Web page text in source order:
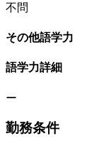
不問
その他語学力
語学力詳細
ー
勤務条件